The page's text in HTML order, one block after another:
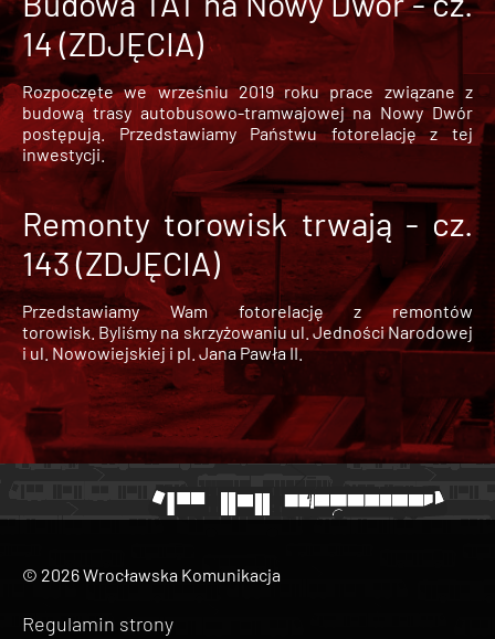
14 (ZDJĘCIA)
Rozpoczęte we wrześniu 2019 roku prace związane z
budową trasy autobusowo-tramwajowej na Nowy Dwór
postępują. Przedstawiamy Państwu fotorelację z tej
inwestycji.
Remonty torowisk trwają - cz.
143 (ZDJĘCIA)
Przedstawiamy Wam fotorelację z remontów
torowisk. Byliśmy na skrzyżowaniu ul. Jedności Narodowej
i ul. Nowowiejskiej i pl. Jana Pawła II.
© 2026 Wrocławska Komunikacja
Regulamin strony